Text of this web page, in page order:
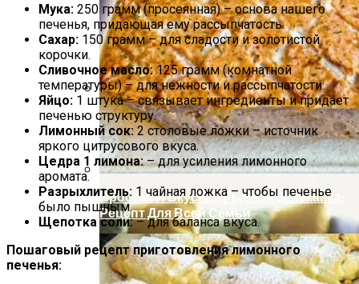
Деревянные Панно И Настенные
Украшения Для Вашего Интерьера
Народные Средства От Бессонницы
Простая И Вкусная Рыбная Запеканка:
Рецепт Для Всей Семьи
Мука: 250 грамм (просеянная) – основа нашего
печенья, придающая ему рассыпчатость.
Сахар: 150 грамм – для сладости и золотистой
корочки.
Сливочное масло:125 грамм (комнатной
температуры) – для нежности и рассыпчатости.
Яйцо: 1 штука – связывает ингредиенты и придает
печенью структуру.
Лимонный сок:2 столовые ложки – источник
яркого цитрусового вкуса.
Цедра 1 лимона:– для усиления лимонного
аромата.
Разрыхлитель: 1 чайная ложка – чтобы печенье
было пышным.
Щепотка соли:– для баланса вкуса.
Пошаговый рецепт приготовления лимонного
печенья: